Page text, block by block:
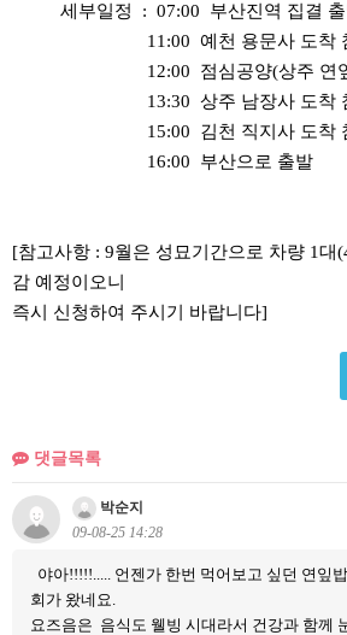
세부일정 : 07:00 부산진역 집결 출
11:00 예천 용문사 도착
12:00 점심공양(상주 연잎
13:30 상주 남장사 도착
15:00 김천 직지사 도착
16:00 부산으로 출발
[참고사항 : 9월은 성묘기간으로 차량 1대
감 예정이오니
즉시 신청하여 주시기 바랍니다]
댓글목록
박순지
09-08-25 14:28
야아!!!!!..... 언젠가 한번 먹어보고 싶던 연잎
회가 왔네요.
요즈음은 음식도 웰빙 시대라서 건강과 함께